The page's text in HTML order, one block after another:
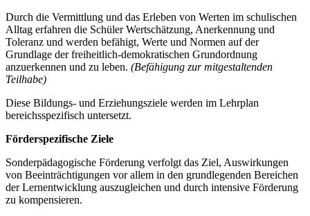
Durch die Vermittlung und das Erleben von Werten im schulischen
Alltag erfahren die Schüler Wertschätzung, Anerkennung und
Toleranz und werden befähigt, Werte und Normen auf der
Grundlage der freiheitlich-demokratischen Grundordnung
anzuerkennen und zu leben. (Befähigung zur mitgestaltenden
Teilhabe)
Diese Bildungs- und Erziehungsziele werden im Lehrplan
bereichsspezifisch untersetzt.
Förderspezifische Ziele
Sonderpädagogische Förderung verfolgt das Ziel, Auswirkungen
von Beeinträchtigungen vor allem in den grundlegenden Bereichen
der Lernentwicklung auszugleichen und durch intensive Förderung
zu kompensieren.